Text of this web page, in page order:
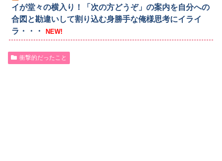
イが堂々の横入り！「次の方どうぞ」の案内を自分への
合図と勘違いして割り込む身勝手な俺様思考にイライ
ラ・・・
NEW!
衝撃的だったこと